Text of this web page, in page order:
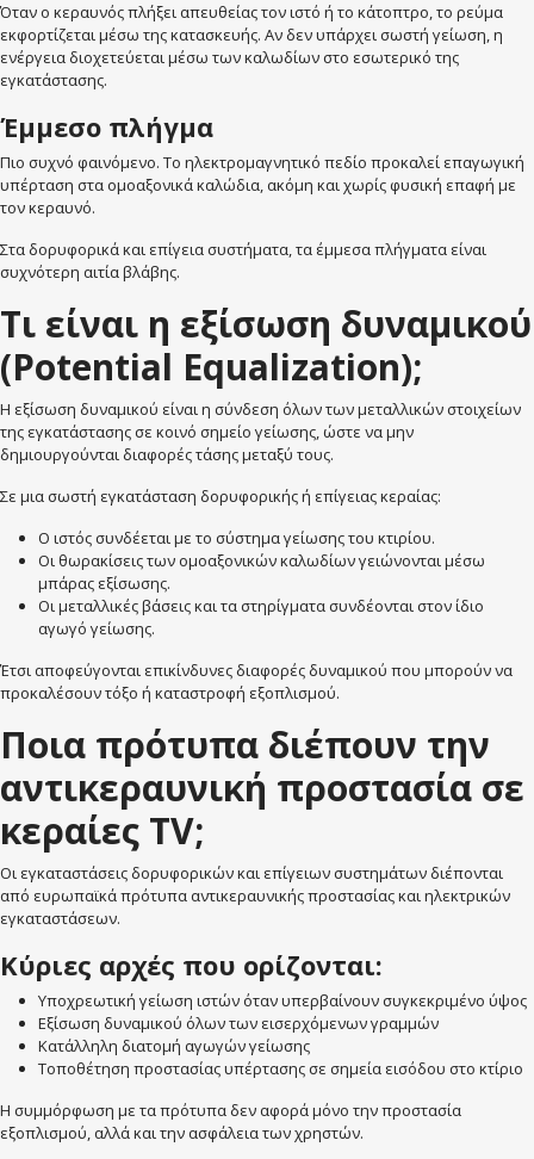
Όταν ο κεραυνός πλήξει απευθείας τον ιστό ή το κάτοπτρο, το ρεύμα
εκφορτίζεται μέσω της κατασκευής. Αν δεν υπάρχει σωστή γείωση, η
ενέργεια διοχετεύεται μέσω των καλωδίων στο εσωτερικό της
εγκατάστασης.
Έμμεσο πλήγμα
Πιο συχνό φαινόμενο. Το ηλεκτρομαγνητικό πεδίο προκαλεί επαγωγική
υπέρταση στα ομοαξονικά καλώδια, ακόμη και χωρίς φυσική επαφή με
τον κεραυνό.
Στα δορυφορικά και επίγεια συστήματα, τα έμμεσα πλήγματα είναι
συχνότερη αιτία βλάβης.
Τι είναι η εξίσωση δυναμικού
(Potential Equalization);
Η εξίσωση δυναμικού είναι η σύνδεση όλων των μεταλλικών στοιχείων
της εγκατάστασης σε κοινό σημείο γείωσης, ώστε να μην
δημιουργούνται διαφορές τάσης μεταξύ τους.
Σε μια σωστή εγκατάσταση δορυφορικής ή επίγειας κεραίας:
Ο ιστός συνδέεται με το σύστημα γείωσης του κτιρίου.
Οι θωρακίσεις των ομοαξονικών καλωδίων γειώνονται μέσω
μπάρας εξίσωσης.
Οι μεταλλικές βάσεις και τα στηρίγματα συνδέονται στον ίδιο
αγωγό γείωσης.
Έτσι αποφεύγονται επικίνδυνες διαφορές δυναμικού που μπορούν να
προκαλέσουν τόξο ή καταστροφή εξοπλισμού.
Ποια πρότυπα διέπουν την
αντικεραυνική προστασία σε
κεραίες TV;
Οι εγκαταστάσεις δορυφορικών και επίγειων συστημάτων διέπονται
από ευρωπαϊκά πρότυπα αντικεραυνικής προστασίας και ηλεκτρικών
εγκαταστάσεων.
Κύριες αρχές που ορίζονται:
Υποχρεωτική γείωση ιστών όταν υπερβαίνουν συγκεκριμένο ύψος
Εξίσωση δυναμικού όλων των εισερχόμενων γραμμών
Κατάλληλη διατομή αγωγών γείωσης
Τοποθέτηση προστασίας υπέρτασης σε σημεία εισόδου στο κτίριο
Η συμμόρφωση με τα πρότυπα δεν αφορά μόνο την προστασία
εξοπλισμού, αλλά και την ασφάλεια των χρηστών.